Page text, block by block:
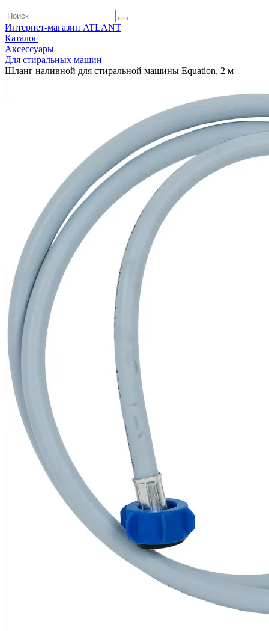
Интернет-магазин ATLANT
Каталог
Аксессуары
Для стиральных машин
Шланг наливной для стиральной машины Equation, 2 м